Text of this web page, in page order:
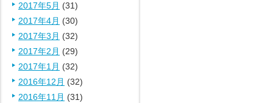
2017年5月 (31)
2017年4月 (30)
2017年3月 (32)
2017年2月 (29)
2017年1月 (32)
2016年12月 (32)
2016年11月 (31)